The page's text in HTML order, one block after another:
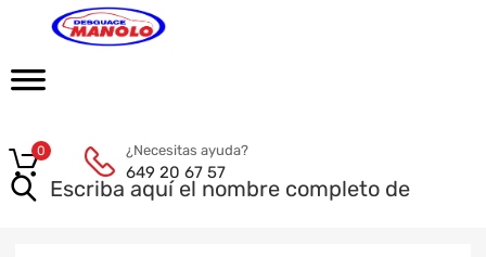
¿Necesitas ayuda?
649 20 67 57
0